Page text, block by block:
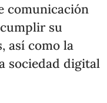
comunicación
su
así como la
sociedad digital